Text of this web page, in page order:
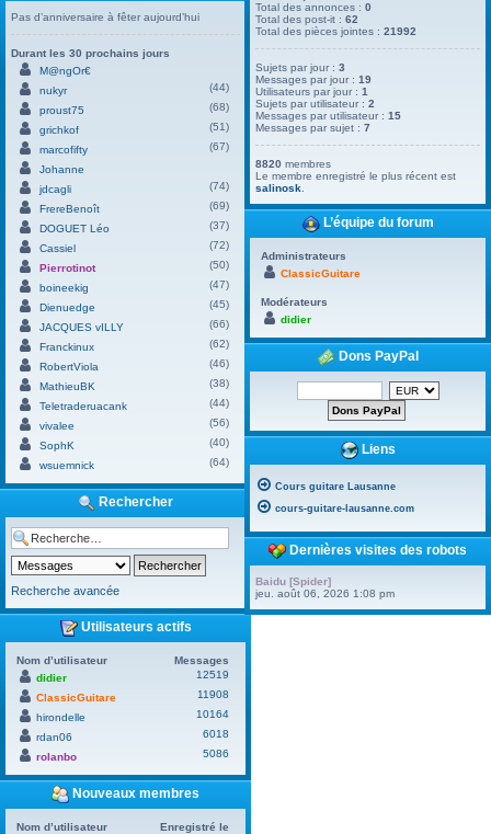
Pas d’anniversaire à fêter aujourd’hui
Durant les 30 prochains jours
M@ngOr€
nukyr
(44)
proust75
(68)
grichkof
(51)
marcofifty
(67)
Johanne
jdcagli
(74)
FrereBenoît
(69)
DOGUET Léo
(37)
Cassiel
(72)
Pierrotinot
(50)
boineekig
(47)
Dienuedge
(45)
JACQUES vILLY
(66)
Franckinux
(62)
RobertViola
(46)
MathieuBK
(38)
Teletraderuacank
(44)
vivalee
(56)
SophK
(40)
wsuemnick
(64)
Rechercher
Recherche avancée
Utilisateurs actifs
Nom d’utilisateur
Messages
didier
12519
ClassicGuitare
11908
hirondelle
10164
rdan06
6018
rolanbo
5086
Nouveaux membres
Nom d’utilisateur
Enregistré le
Total des annonces :0
Total des post-it :62
Total des pièces jointes :21992
Sujets par jour :3
Messages par jour :19
Utilisateurs par jour :1
Sujets par utilisateur :2
Messages par utilisateur :15
Messages par sujet :7
8820 membres
Le membre enregistré le plus récent est
salinosk
L’équipe du forum
Administrateurs
ClassicGuitare
Modérateurs
didier
Dons PayPal
Liens
Cours guitare Lausanne
cours-guitare-lausanne.com
Dernières visites des robots
Baidu [Spider]
jeu. août 06, 2026 1:08 pm